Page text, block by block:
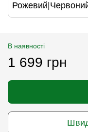
В наявності
1 699 грн